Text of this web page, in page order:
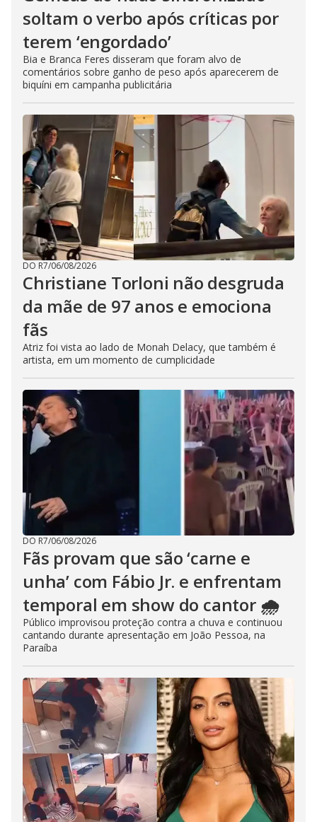
soltam o verbo após críticas por
terem ‘engordado’
Bia e Branca Feres disseram que foram alvo de
comentários sobre ganho de peso após aparecerem de
biquíni em campanha publicitária
DO R7/06/08/2026
Christiane Torloni não desgruda
da mãe de 97 anos e emociona
fãs
Atriz foi vista ao lado de Monah Delacy, que também é
artista, em um momento de cumplicidade
DO R7/06/08/2026
Fãs provam que são ‘carne e
unha’ com Fábio Jr. e enfrentam
temporal em show do cantor 🌧️
Público improvisou proteção contra a chuva e continuou
cantando durante apresentação em João Pessoa, na
Paraíba